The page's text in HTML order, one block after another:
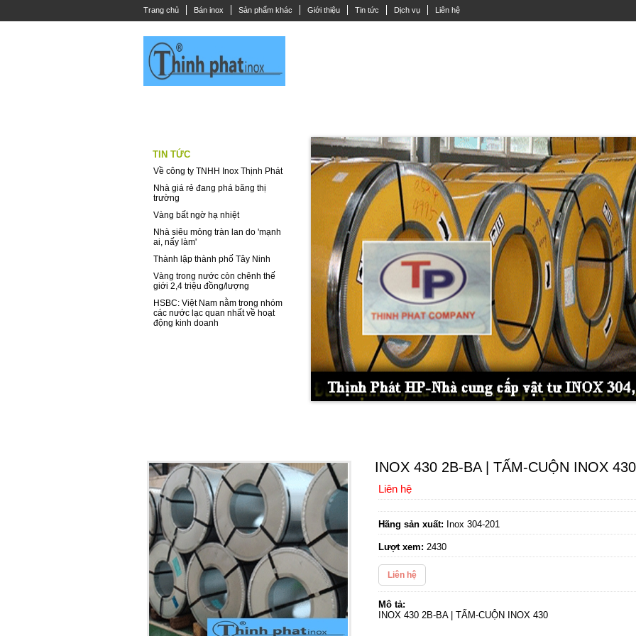
Trang chủ Bán inox Sản phẩm khác Giới thiệu Tin tức Dịch vụ Liên hệ
TIN TỨC
Về công ty TNHH Inox Thịnh Phát
Nhà giá rẻ đang phá băng thị
trường
Vàng bất ngờ hạ nhiệt
Nhà siêu mỏng tràn lan do 'mạnh
ai, nấy làm'
Thành lập thành phố Tây Ninh
Vàng trong nước còn chênh thế
giới 2,4 triệu đồng/lượng
HSBC: Việt Nam nằm trong nhóm
các nước lạc quan nhất về hoạt
động kinh doanh
INOX 430 2B-BA | TẤM-CUỘN INOX 430
Liên hệ
Hãng sản xuất: Inox 304-201
Lượt xem: 2430
Liên hệ
Mô tả:
INOX 430 2B-BA | TẤM-CUỘN INOX 430